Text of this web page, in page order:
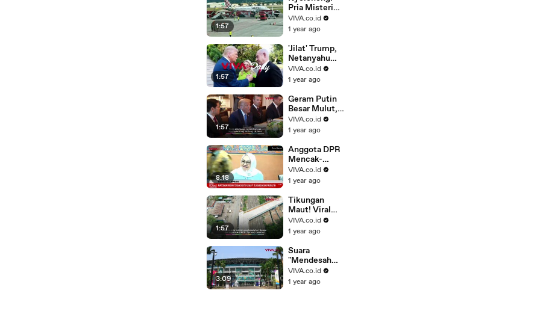
1:57
Pria Misterius
Tewas
Tersedot
Pesawat
VIVA.co.id
1 year ago
1:57
'Jilat' Trump,
Netanyahu
Beraksi
Konyol di
VIVA.co.id
1 year ago
1:57
Geram Putin
Besar Mulut,
Trump Bantu
Ukraina
Hidup
VIVA.co.id
1 year ago
8:18
Anggota DPR
Mencak-
mencak
Telkomsel
"Rampas"
Sisa..
VIVA.co.id
1 year ago
1:57
Tikungan
Maut! Viral
Flyover 90
Derajat di
VIVA.co.id
1 year ago
3:09
Suara
"Mendesah
Wanita" Tiba-
Tiba
VIVA.co.id
1 year ago